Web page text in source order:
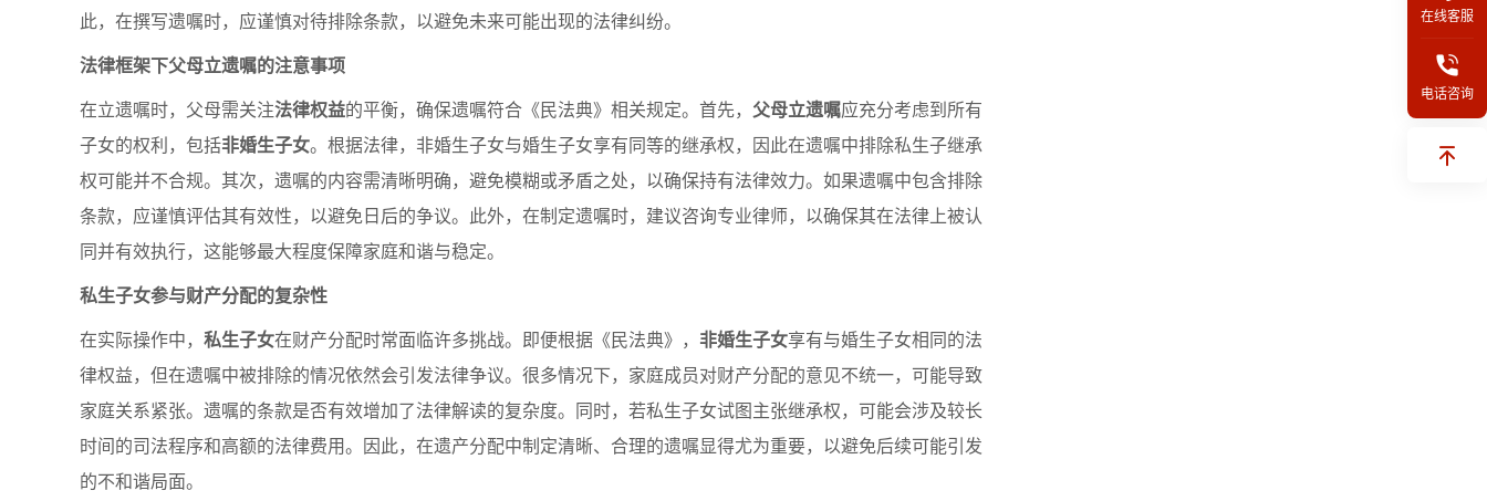
此，在撰写遗嘱时，应谨慎对待排除条款，以避免未来可能出现的法律纠纷。
法律框架下父母立遗嘱的注意事项
在立遗嘱时，父母需关注法律权益的平衡，确保遗嘱符合《民法典》相关规定。首先， 父母立遗嘱应充分考虑到所有
子女的权利，包括非婚生子女。根据法律，非婚生子女与婚生子女享有同等的继承权，因此在遗嘱中排除私生子继承
权可能并不合规。其次，遗嘱的内容需清晰明确，避免模糊或矛盾之处，以确保持有法律效力。如果遗嘱中包含排除
条款，应谨慎评估其有效性，以避免日后的争议。此外，在制定遗嘱时，建议咨询专业律师，以确保其在法律上被认
同并有效执行，这能够最大程度保障家庭和谐与稳定。
私生子女参与财产分配的复杂性
在实际操作中， 私生子女在财产分配时常面临许多挑战。即便根据《民法典》， 非婚生子女享有与婚生子女相同的法
律权益，但在遗嘱中被排除的情况依然会引发法律争议。很多情况下，家庭成员对财产分配的意见不统一，可能导致
家庭关系紧张。遗嘱的条款是否有效增加了法律解读的复杂度。同时，若私生子女试图主张继承权，可能会涉及较长
时间的司法程序和高额的法律费用。因此，在遗产分配中制定清晰、合理的遗嘱显得尤为重要，以避免后续可能引发
的不和谐局面。
在线客服
电话咨询